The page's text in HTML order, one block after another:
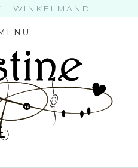
WINKELMAND